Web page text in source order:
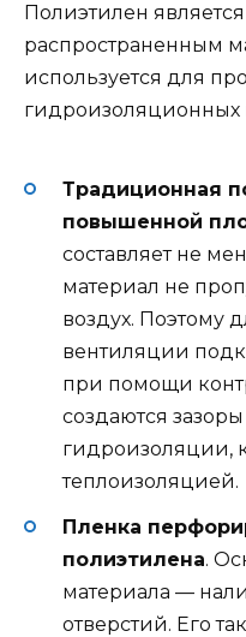
Полиэтилен
распространенным
используется для
гидроизоляционных
Традиционная
повышенной
составляет не
материал не
воздух. Поэтому
вентиляции
при помощи
создаются
гидроизоляции,
теплоизоляцией.
Пленка
полиэтилена.
материала —
отверстий. Его